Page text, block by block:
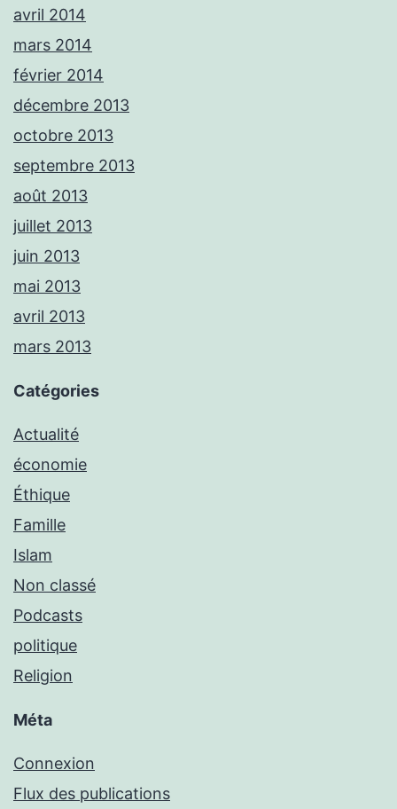
avril 2014
mars 2014
février 2014
décembre 2013
octobre 2013
septembre 2013
août 2013
juillet 2013
juin 2013
mai 2013
avril 2013
mars 2013
Catégories
Actualité
économie
Éthique
Famille
Islam
Non classé
Podcasts
politique
Religion
Méta
Connexion
Flux des publications